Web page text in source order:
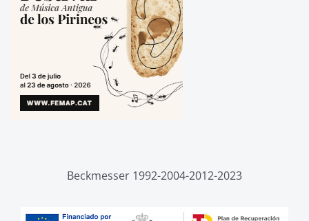
Beckmesser 1992-2004-2012-2023